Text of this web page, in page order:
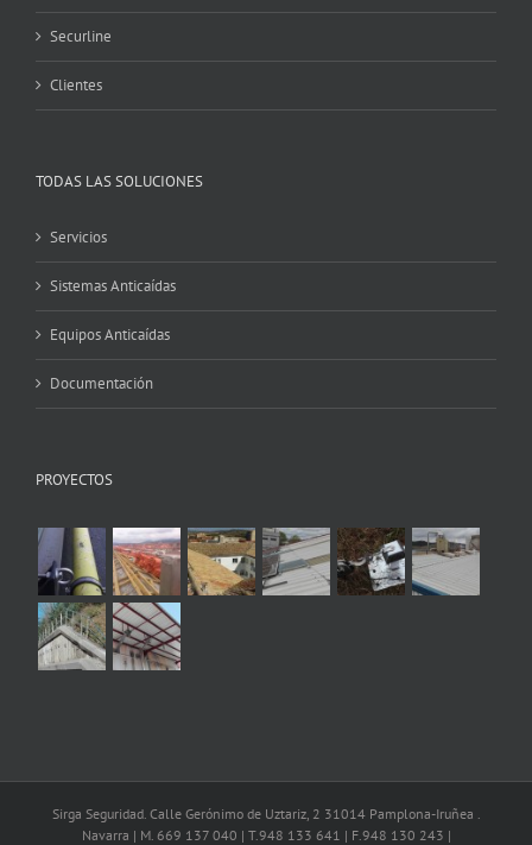
Securline
Clientes
TODAS LAS SOLUCIONES
Servicios
Sistemas Anticaídas
Equipos Anticaídas
Documentación
PROYECTOS
Sirga Seguridad. Calle Gerónimo de Uztariz, 2 31014 Pamplona-Iruñea .
Navarra | M. 669 137 040 | T.948 133 641 | F.948 130 243 |